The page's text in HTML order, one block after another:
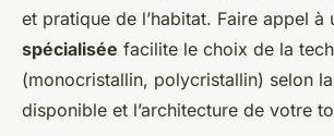
et pratique de l’habitat. Faire appel à
spécialisée facilite le choix de la
(monocristallin, polycristallin) selon
disponible et l’architecture de votre